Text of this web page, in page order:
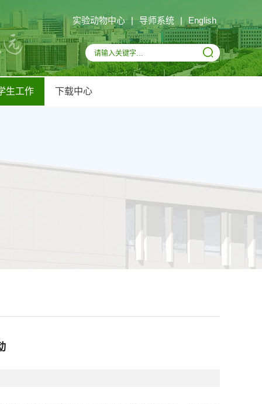
实验动物中心 | 导师系统 | English
生工作 下载中心